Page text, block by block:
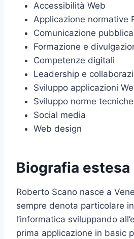
Accessibilità Web
Applicazione normative
Comunicazione pubblica
Formazione e
Competenze digitali
Leadership e
Sviluppo applicazioni
Sviluppo norme tecniche
Social media
Web design
Biografia estesa
Roberto Scano nasce a
sempre denota particolare
l’informatica sviluppando
prima applicazione in basic